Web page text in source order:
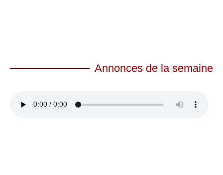
Annonces de la semaine